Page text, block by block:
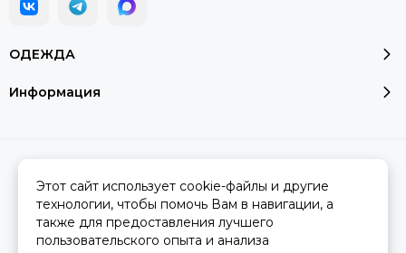
ОДЕЖДА
Информация
Сделано вMOSK.STUDIOдля платформы InSales
Этот сайт использует cookie-файлы и другие
технологии, чтобы помочь Вам в навигации, а
также для предоставления лучшего
пользовательского опыта и анализа